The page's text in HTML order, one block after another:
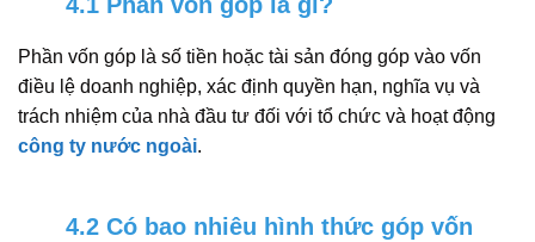
4.1 Phần vốn góp là gì?
Phần vốn góp là số tiền hoặc tài sản đóng góp vào vốn
điều lệ doanh nghiệp, xác định quyền hạn, nghĩa vụ và
trách nhiệm của nhà đầu tư đối với tổ chức và hoạt động
công ty nước ngoài.
4.2 Có bao nhiêu hình thức góp vốn